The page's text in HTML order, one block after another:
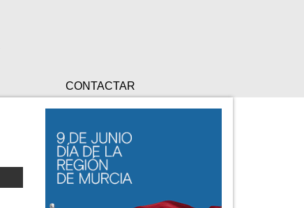
CONTACTAR